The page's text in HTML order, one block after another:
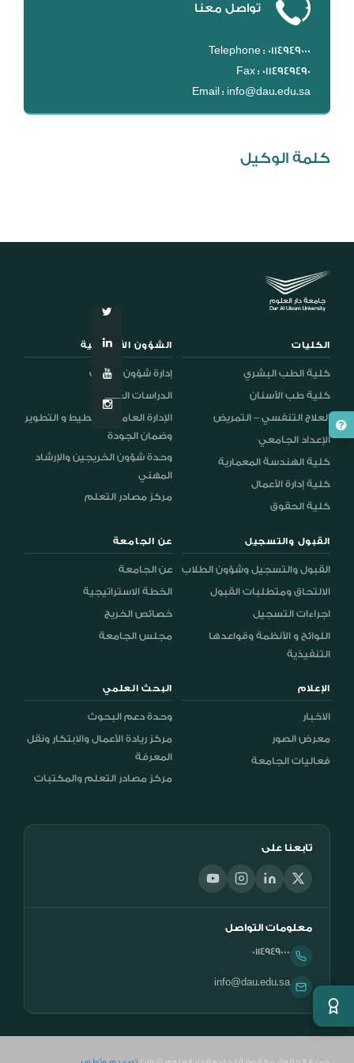
المكتبة الرقمية
MYAES
تواصل معنا
Telephone : 0114949000
Fax : 0114949490
Email : info@dau.edu.sa
كلمة الوكيل
الكليات
كلية الطب البشري
كلية طب الأسنان
العلاج التنفسي – التمريض
الإعداد الجامعي
كلية الهندسة المعمارية
كلية إدارة الأعمال
كلية الحقوق
الشؤون الأكاديمية
إدارة شؤون الطلاب
الدراسات العليا
الإدارة العامة للتخطيط و التطوير
وضمان الجودة
وحدة شؤون الخريجين والإرشاد
المهني
مركز مصادر التعلم
القبول والتسجيل
القبول والتسجيل وشؤون الطلاب
الالتحاق ومتطلبات القبول
اجراءات التسجيل
اللوائح و الأنظمة وقواعدها
التنفيذية
عن الجامعة
عن الجامعة
الخطة الاستراتيجية
خصائص الخريج
مجلس الجامعة
الإعلام
الاخبار
معرض الصور
فعاليات الجامعة
البحث العلمي
وحدة دعم البحوث
مركز ريادة الأعمال والابتكار ونقل
المعرفة
مركز مصادر التعلم والمكتبات
تابعنا على
معلومات التواصل
0114949000
info@dau.edu.sa